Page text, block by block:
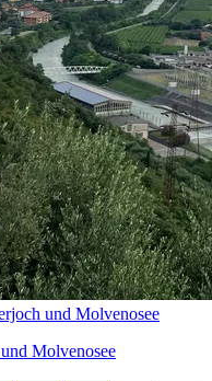
und Molvenosee
Molvenosee